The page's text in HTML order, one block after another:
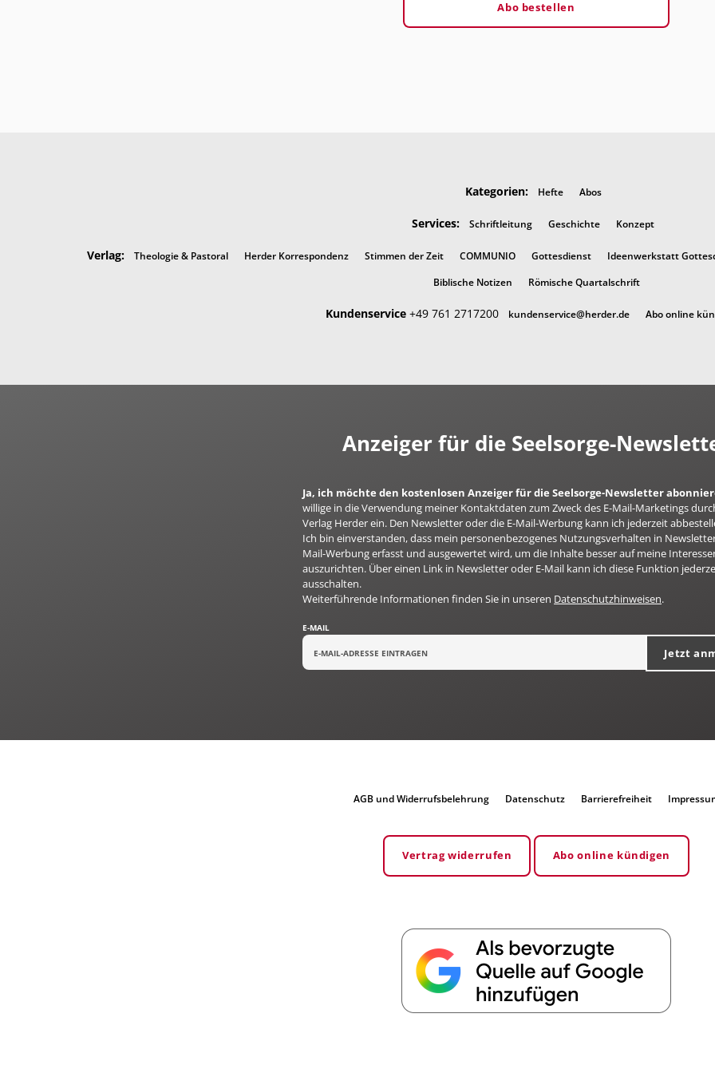
Abo bestellen
Kategorien: Hefte Abos
Services: Schriftleitung Geschichte Konzept
Verlag: Theologie & Pastoral Herder Korrespondenz Stimmen der Zeit COMMUNIO Gottesdienst Ideenwerkstatt
Biblische Notizen Römische Quartalschrift
Kundenservice +49 761 2717200 kundenservice@herder.de Abo online
Anzeiger für die Seelsorge-
Ja, ich möchte den kostenlosen Anzeiger für die Seelsorge-Newsletter
willige in die Verwendung meiner Kontaktdaten zum Zweck des E-Mail-Marketings
Verlag Herder ein. Den Newsletter oder die E-Mail-Werbung kann ich jederzeit
Ich bin einverstanden, dass mein personenbezogenes Nutzungsverhalten in
Mail-Werbung erfasst und ausgewertet wird, um die Inhalte besser auf meine
auszurichten. Über einen Link in Newsletter oder E-Mail kann ich diese Funktion
ausschalten.
Weiterführende Informationen finden Sie in unseren Datenschutzhinweisen.
E-MAIL
Jetzt
AGB und Widerrufsbelehrung Datenschutz Barrierefreiheit
Vertrag widerrufen Abo online kündigen